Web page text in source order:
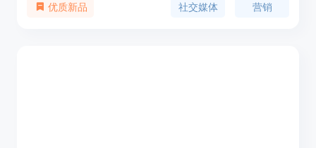
效，优化内容，监测趋势等，让你更轻松地管理社交
优质新品 社交媒体 营销